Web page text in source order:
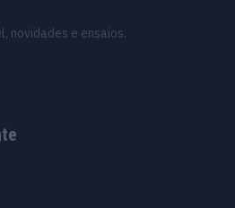
novidades e ensaios.